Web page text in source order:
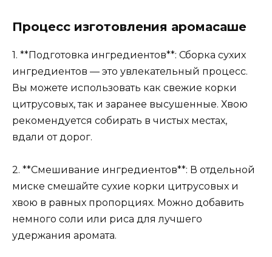
Процесс изготовления аромасаше
1. **Подготовка ингредиентов**: Сборка сухих
ингредиентов — это увлекательный процесс.
Вы можете использовать как свежие корки
цитрусовых, так и заранее высушенные. Хвою
рекомендуется собирать в чистых местах,
вдали от дорог.
2. **Смешивание ингредиентов**: В отдельной
миске смешайте сухие корки цитрусовых и
хвою в равных пропорциях. Можно добавить
немного соли или риса для лучшего
удержания аромата.